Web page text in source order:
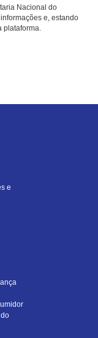
Nacional do
e, estando
plataforma.
e